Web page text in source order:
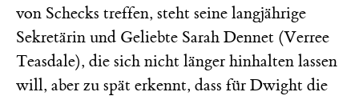
von Schecks treffen, steht seine langjährige
Sekretärin und Geliebte Sarah Dennet (Verree
Teasdale), die sich nicht länger hinhalten lassen
will, aber zu spät erkennt, dass für Dwight die